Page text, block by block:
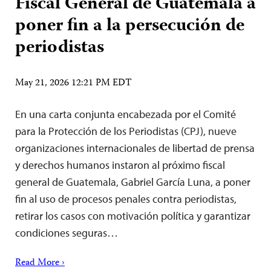
poner fin a la persecución de
periodistas
May 21, 2026 12:21 PM EDT
En una carta conjunta encabezada por el Comité
para la Protección de los Periodistas (CPJ), nueve
organizaciones internacionales de libertad de prensa
y derechos humanos instaron al próximo fiscal
general de Guatemala, Gabriel García Luna, a poner
fin al uso de procesos penales contra periodistas,
retirar los casos con motivación política y garantizar
condiciones seguras…
Read More ›